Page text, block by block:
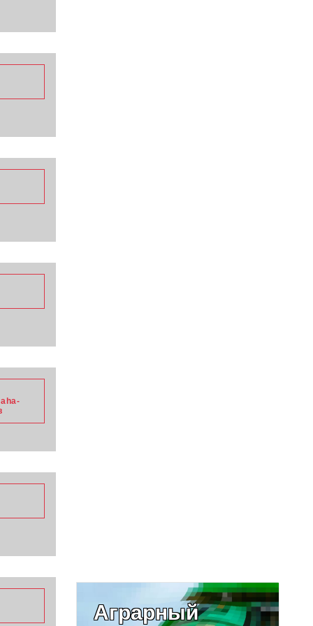
Аграрный